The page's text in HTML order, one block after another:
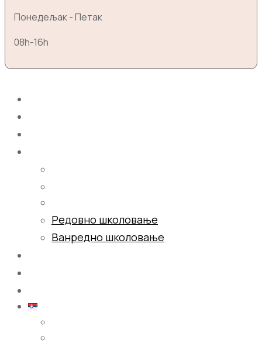
Понедељак - Петак
08h-16h
Редовно школовање
Ванредно школовање